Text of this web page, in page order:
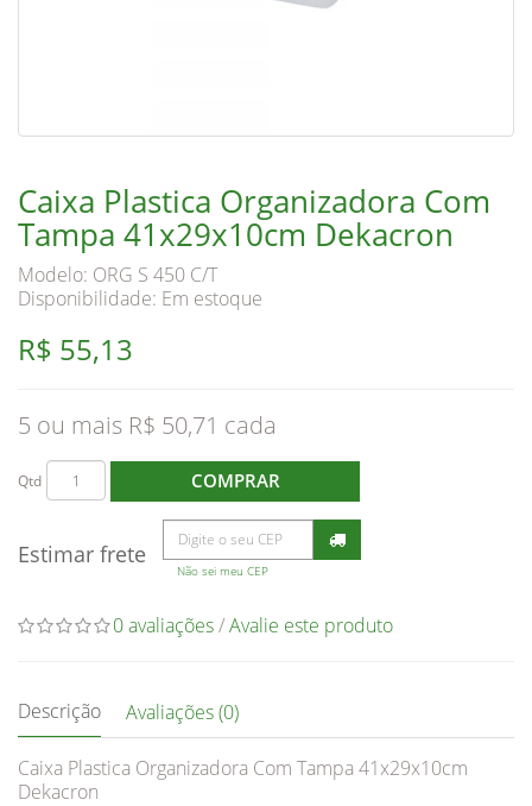
Caixa Plastica Organizadora Com
Tampa 41x29x10cm Dekacron
Modelo: ORG S 450 C/T
Disponibilidade: Em estoque
R$ 55,13
5 ou mais R$ 50,71
Qtd COMPRAR
Estimar frete
Não sei meu CEP
0 avaliações/Avalie este produto
Descrição Avaliações (0)
​​​​​​​Caixa Plastica Organizadora Com Tampa 41x29x10cm
Dekacron